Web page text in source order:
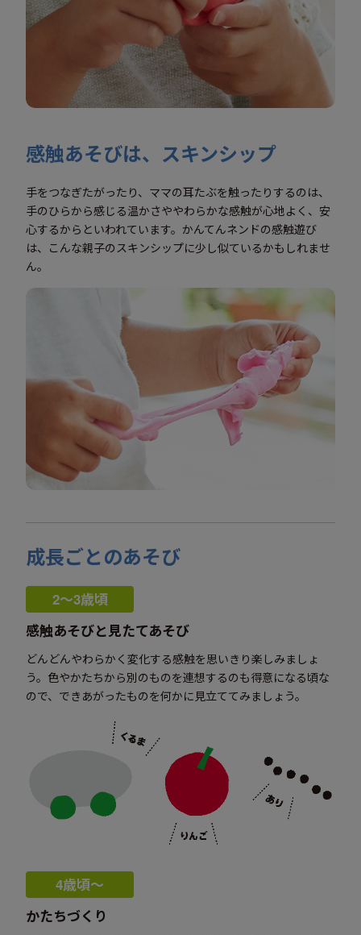
感触あそびは、スキンシップ
手をつなぎたがったり、ママの耳たぶを触ったりするのは、
手のひらから感じる温かさややわらかな感触が心地よく、安
心するからといわれています。かんてんネンドの感触遊び
は、こんな親子のスキンシップに少し似ているかもしれませ
ん。
成長ごとのあそび
2〜3歳頃
感触あそびと見たてあそび
どんどんやわらかく変化する感触を思いきり楽しみましょ
う。色やかたちから別のものを連想するのも得意になる頃な
ので、できあがったものを何かに見立ててみましょう。
4歳頃〜
かたちづくり